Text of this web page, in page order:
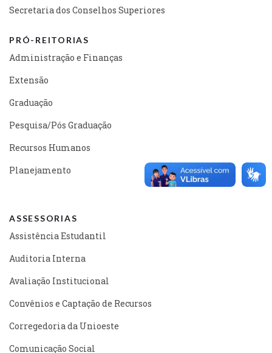
Secretaria dos Conselhos Superiores
PRÓ-REITORIAS
Administração e Finanças
Extensão
Graduação
Pesquisa/Pós Graduação
Recursos Humanos
Planejamento
ASSESSORIAS
Assistência Estudantil
Auditoria Interna
Avaliação Institucional
Convênios e Captação de Recursos
Corregedoria da Unioeste
Comunicação Social